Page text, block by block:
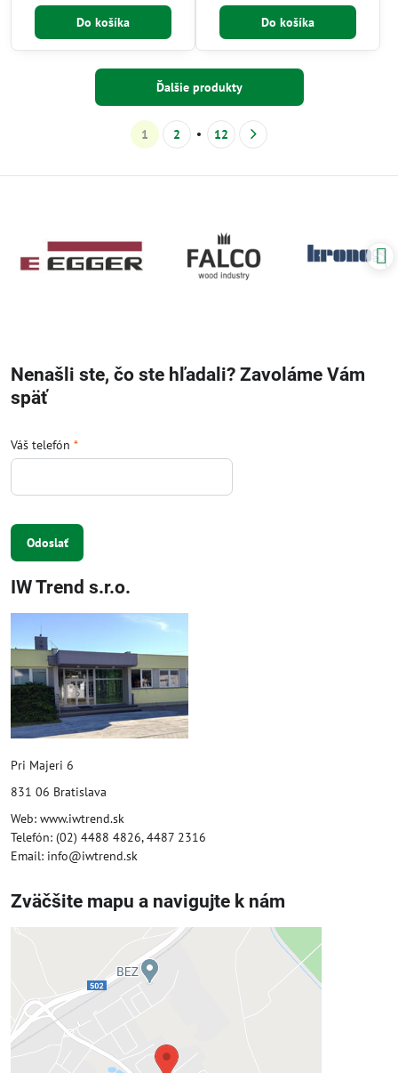
Do košíka Do košíka
Ďalšie produkty
1 2 12
Nenašli ste, čo ste hľadali? Zavoláme Vám
späť
Váš telefón *
Odoslať
IW Trend s.r.o.
Pri Majeri 6
831 06 Bratislava
Web: www.iwtrend.sk
Telefón: (02) 4488 4826, 4487 2316
Email: info@iwtrend.sk
Zväčšite mapu a navigujte k nám
Externý obsah je blokovaný
Prajete si načítať externý obsah?